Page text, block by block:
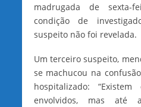
madrugada de sexta-
condição de
suspeito não foi revelada.
Um terceiro suspeito,
se machucou na
hospitalizado:
envolvidos, mas até